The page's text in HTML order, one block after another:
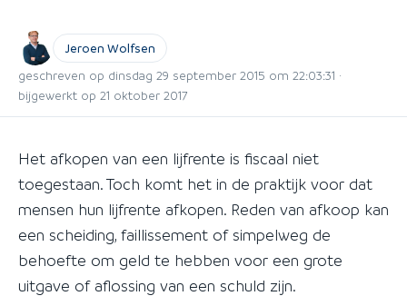
Jeroen Wolfsen
geschreven op dinsdag 29 september 2015 om 22:03:31 ·
bijgewerkt op 21 oktober 2017
Het afkopen van een lijfrente is fiscaal niet
toegestaan. Toch komt het in de praktijk voor dat
mensen hun lijfrente afkopen. Reden van afkoop kan
een scheiding, faillissement of simpelweg de
behoefte om geld te hebben voor een grote
uitgave of aflossing van een schuld zijn.